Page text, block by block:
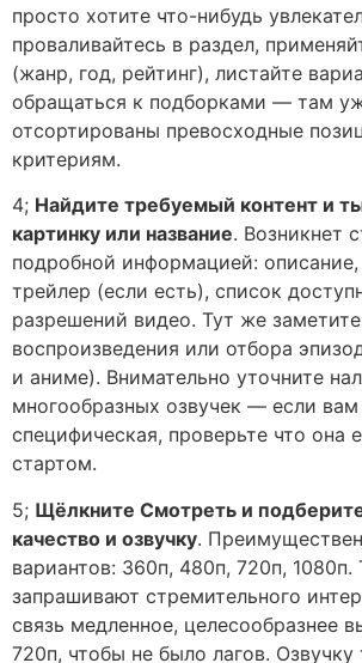
просто хотите что-нибудь
проваливайтесь в раздел,
(жанр, год, рейтинг), листайте
обращаться к подборками — там
отсортированы превосходные
критериям.
4; Найдите требуемый контент и
картинку или название. Возникнет
подробной информацией: описание,
трейлер (если есть), список
разрешений видео. Тут же
воспроизведения или отбора
и аниме). Внимательно уточните
многообразных озвучек — если вам
специфическая, проверьте что она
стартом.
5; Щёлкните Смотреть и
качество и озвучку.
вариантов: 360п, 480п, 720п,
запрашивают стремительного
связь медленное, целесообразнее
720п, чтобы не было лагов.